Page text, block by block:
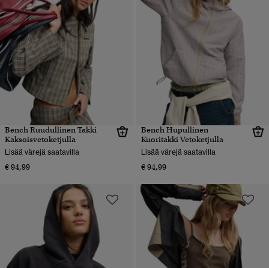
Bench Ruudullinen Takki
Kaksoisvetoketjulla
Lisää värejä saatavilla
€ 94,99
Bench Hupullinen
Kuoritakki Vetoketjulla
Lisää värejä saatavilla
€ 94,99